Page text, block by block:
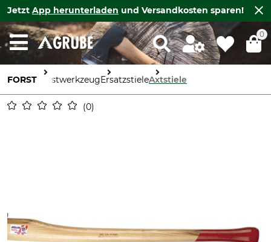
Jetzt App herunterladen und Versandkosten sparen!
0
FORST ForstwerkzeugErsatzstieleAxtstiele
0